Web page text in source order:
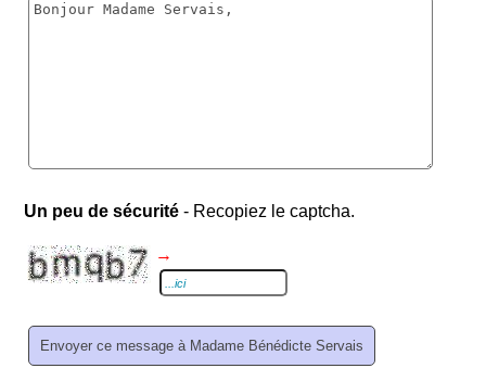
Un peu de sécurité - Recopiez le captcha.
→